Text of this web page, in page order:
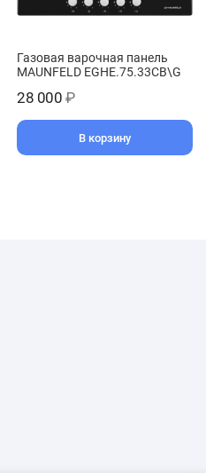
Газовая варочная панель
MAUNFELD EGHE.75.33CB\G
28 000 ₽
В корзину